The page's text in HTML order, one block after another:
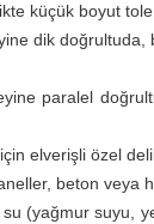
küçük boyut
dik doğrultuda,
paralel
elverişli özel
beton veya
(yağmur suyu,